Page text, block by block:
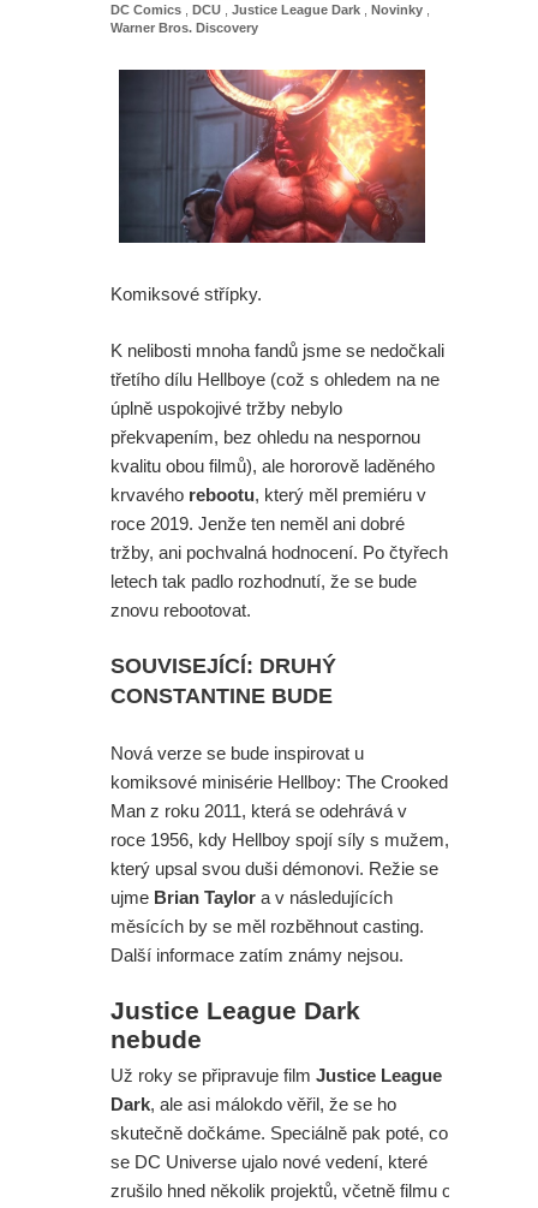
DC Comics
DCU Justice League Dark Novinky
Warner Bros. Discovery
Komiksové střípky.
K nelibosti mnoha fandů jsme se nedočkali
třetího dílu Hellboye (což s ohledem na ne
úplně uspokojivé tržby nebylo
překvapením, bez ohledu na nespornou
kvalitu obou filmů), ale hororově laděného
krvavého rebootu, který měl premiéru v
roce 2019. Jenže ten neměl ani dobré
tržby, ani pochvalná hodnocení. Po čtyřech
letech tak padlo rozhodnutí, že se bude
znovu rebootovat.
SOUVISEJÍCÍ: DRUHÝ
CONSTANTINE BUDE
Nová verze se bude inspirovat u
komiksové minisérie Hellboy: The Crooked
Man z roku 2011, která se odehrává v
roce 1956, kdy Hellboy spojí síly s mužem,
který upsal svou duši démonovi. Režie se
ujme Brian Taylor a v následujících
měsících by se měl rozběhnout casting.
Další informace zatím známy nejsou.
Justice League Dark
nebude
Už roky se připravuje film Justice League
Dark, ale asi málokdo věřil, že se ho
skutečně dočkáme. Speciálně pak poté, co
se DC Universe ujalo nové vedení, které
zrušilo hned několik projektů, včetně filmu o